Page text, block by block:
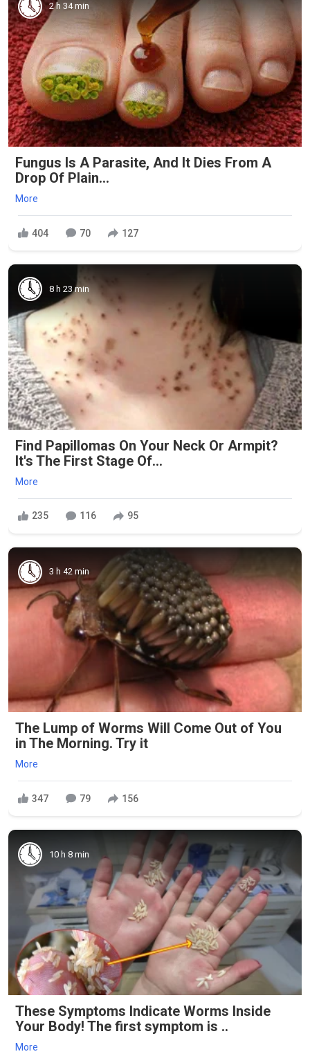
2 h 34 min
Fungus Is A Parasite, And It Dies From A
Drop Of Plain...
More
404 70 127
8 h 23 min
Find Papillomas On Your Neck Or Armpit?
It's The First Stage Of...
More
235 116 95
3 h 42 min
The Lump of Worms Will Come Out of You
in The Morning. Try it
More
347 79 156
10 h 8 min
These Symptoms Indicate Worms Inside
Your Body! The first symptom is ..
More